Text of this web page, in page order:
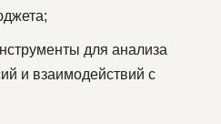
для анализа
и взаимодействий с